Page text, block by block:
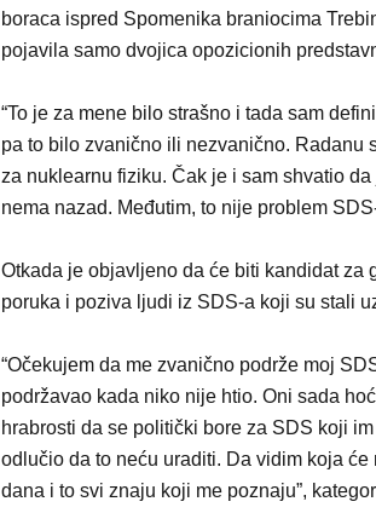
boraca ispred Spomenika braniocima
pojavila samo dvojica opozicionih
“To je za mene bilo strašno i tada sam
pa to bilo zvanično ili nezvanično. Radanu
za nuklearnu fiziku. Čak je i sam shvatio
nema nazad. Međutim, to nije problem
Otkada je objavljeno da će biti kandidat za
poruka i poziva ljudi iz SDS-a koji su stali
“Očekujem da me zvanično podrže moj
podržavao kada niko nije htio. Oni sada
hrabrosti da se politički bore za SDS koji
odlučio da to neću uraditi. Da vidim koja
dana i to svi znaju koji me poznaju”,